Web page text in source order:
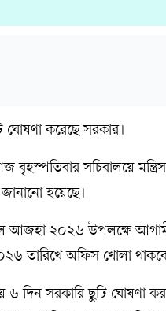
করেছে সরকার।
বৃহস্পতিবার সচিবালয়ে
জানানো হয়েছে।
আজহা ২০২৬ উপলক্ষে
তারিখে অফিস খোলা
৬ দিন সরকারি ছুটি ঘোষণা